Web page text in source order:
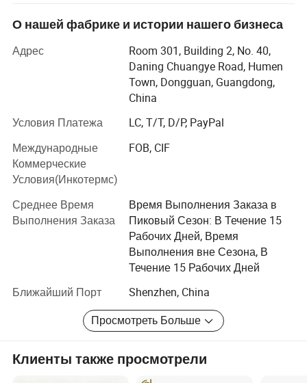
После 10 лет НИОКР, производства и продаж мы
имеем 80% рынка в области 3D-принтеров в Китае, и
лет. Мы стремимся создать рабочую и
производственную среду, которая превышает средний
уровень в отрасли. Мы используем методы
управления научной продукцией для повышения
эффективности производства и сокращения
производственных затрат. Пожалуйста, верьте и
выберите нас! Мы придерживаемся принципов
управления «качество на первом месте, Клиент на
первом месте и Кредит на первом месте» с момента
для удовлетворения потенциальных потребностей
наших клиентов. Наша компания искренне готова
сотрудничать с предприятиями со всего мира, чтобы
реализовать взаимовыгодную ситуацию, поскольку
тенденция экономической глобализации развивалась
с непреодолимой силой.
О нашей фабрике и истории нашего бизнеса
Адрес
Room 301, Building 2, No. 40,
Daning Chuangye Road, Humen
Town, Dongguan, Guangdong,
China
Условия Платежа
LC, T/T, D/P, PayPal
Международные
Коммерческие
Условия(Инкотермс)
FOB, CIF
Среднее Время
Выполнения Заказа
Время Выполнения Заказа в
Пиковый Сезон: В Течение 15
Рабочих Дней, Время
Выполнения вне Сезона, В
Течение 15 Рабочих Дней
Ближайший Порт
Shenzhen, China
Просмотреть Больше
Клиенты также просмотрели